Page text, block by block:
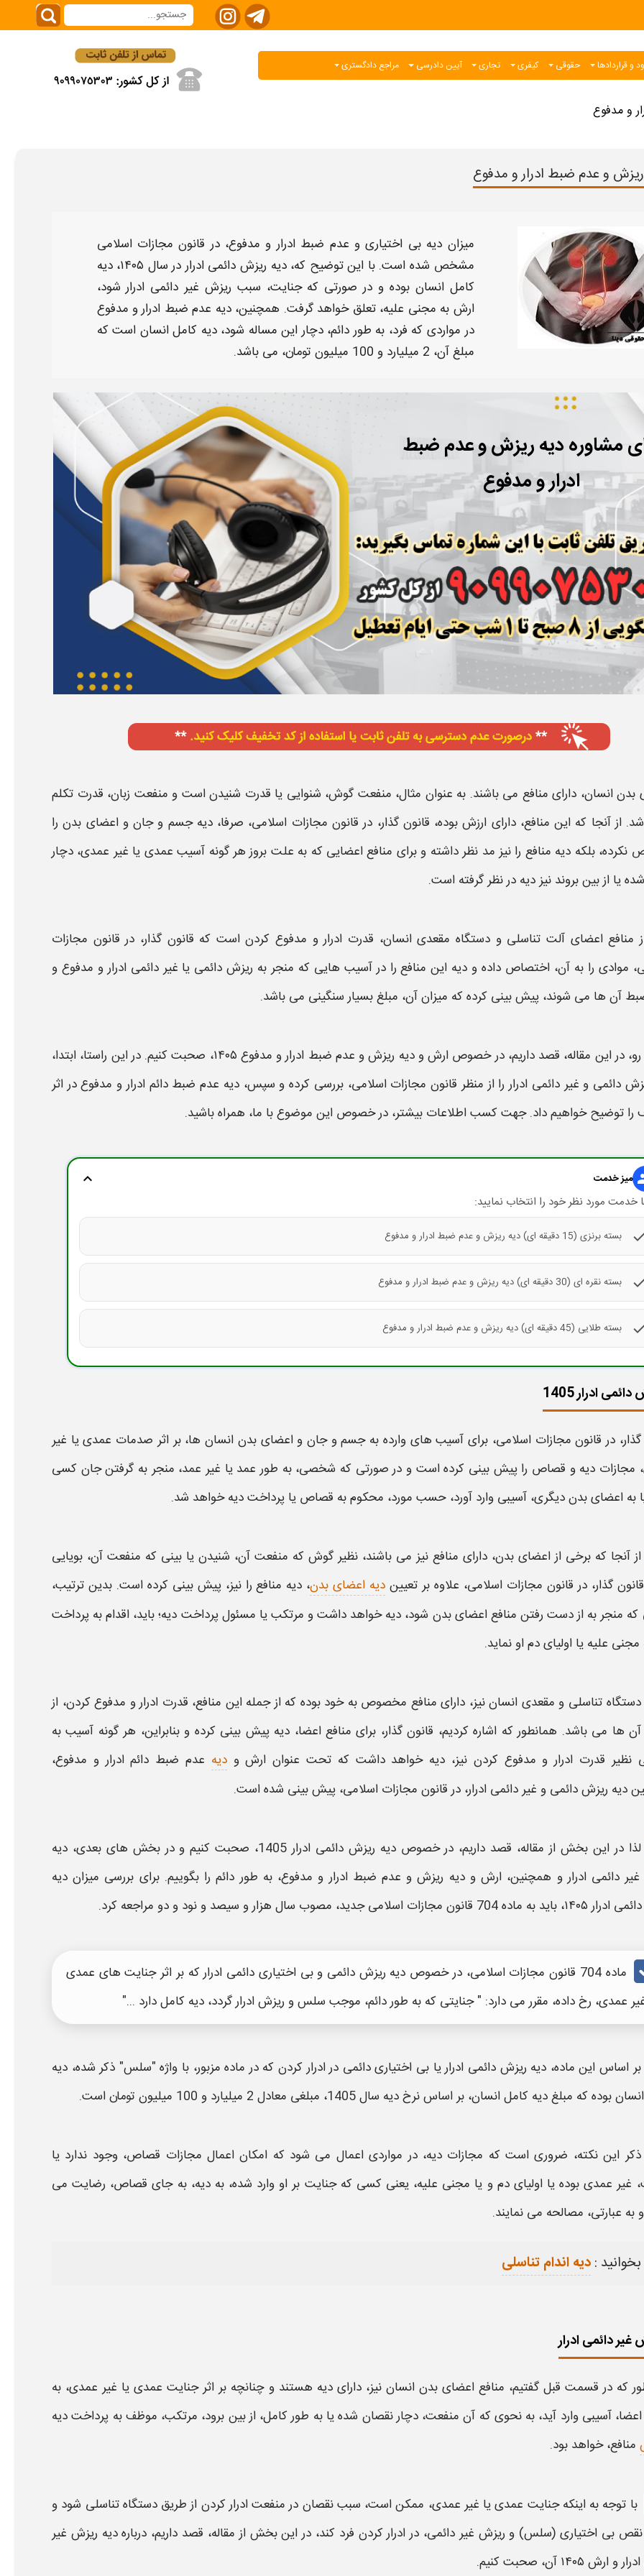
و قراردادها حقوقی کیفری تجاری آیین دادرسی مراجع دادگستری
و مدفوع
و عدم ضبط ادرار و مدفوع
میزان دیه بی اختیاری و عدم ضبط ادرار و مدفوع،در قانون مجازات اسلامی
مشخص شده است. با این توضیح که،دیه ریزش دائمی ادرار در سال ۱۴۰۵​،
دیه
کامل انسان بوده و در صورتی که جنایت، سبب ریزش غیر دائمی ادرار شود،
ارش به مجنی علیه، تعلق خواهد گرفت. همچنین، دیه عدم ضبط ادرار و مدفوع
در مواردی که فرد، به طور دائم، دچار این مساله شود،دیه کامل انسان است که
مبلغ آن، 2 میلیارد و 100 میلیون تومان، می باشد.
مشاوره دیه ریزش و عدم ضبط
ادرار و مدفوع
بدن انسان، دارای منافع می باشند. به عنوان مثال، منفعت گوش، شنوایی یا قدرت شنیدن است و منفعت زبان، قدرت تکلم
از آنجا که این منافع، دارای ارزش بوده، قانون گذار، در قانون مجازات اسلامی، صرفا،دیهجسم و جان و اعضای بدن را
بلکه دیه منافع را نیز مد نظر داشته و برای منافع اعضایی که به علت بروز هر گونه آسیب عمدی یا غیر عمدی، دچار
یا از بین بروند نیزدیه در نظر گرفته است.
منافع اعضای آلت تناسلی و دستگاه مقعدی انسان، قدرت ادرارو مدفوع کردن است که قانون گذار، در قانون مجازات
موادی را به آن، اختصاص داده ودیه این منافع را در آسیب هایی که منجر به ریزش دائمی یا غیر دائمی ادرار و مدفوع و
آن ها می شوند، پیش بینی کرده که میزان آن، مبلغ بسیار سنگینی می باشد.
رو، در این مقاله، قصد داریم، در خصوص ارش ودیه ریزش و عدم ضبط ادرار و مدفوع ۱۴۰۵ ، صحبت کنیم. در این راستا، ابتدا،
دائمی و غیر دائمی ادرار را از منظر قانون مجازات اسلامی، بررسی کرده و سپس،دیه عدم ضبط دائم ادرار و مدفوع در اثر
را توضیح خواهیم داد. جهت کسب اطلاعات بیشتر، در خصوص این موضوع با ما، همراه باشید.
میز خدمت expand_more
خدمت مورد نظر خود را انتخاب نمایید:
بسته برنزی (15 دقیقه ای) دیه ریزش و عدم ضبط ادرار و مدفوع
بسته نقره ای (30 دقیقه ای) دیه ریزش و عدم ضبط ادرار و مدفوع
بسته طلایی (45 دقیقه ای) دیه ریزش و عدم ضبط ادرار و مدفوع
ادرار 1405
گذار، در قانون مجازات اسلامی، برای آسیب های وارده به جسم و جان و اعضای بدن انسان ها، براثر صدمات عمدی یا غیر
مجازات دیه و قصاص را پیش بینی کرده است و در صورتی که شخصی، به طور عمد یا غیر عمد، منجر به گرفتن جان کسی
به اعضای بدن دیگری، آسیبی وارد آورد، حسب مورد، محکوم به قصاص یا پرداختدیهخواهد شد.
از آنجا که برخی از اعضای بدن، دارای منافع نیز می باشند، نظیر گوش که منفعت آن، شنیدن یا بینی که منفعت آن، بویایی
گذار، در قانون مجازات اسلامی، علاوه بر تعیین دیه اعضای بدن، دیه منافع را نیز، پیش بینی کرده است. بدین ترتیب،
که منجر به از دست رفتن منافع اعضای بدن شود، دیهخواهد داشت و مرتکب یا مسئول پرداخت دیه؛ باید، اقدام به پرداخت
مجنی علیه یا اولیای دم او نماید.
دستگاه تناسلی و مقعدی انسان نیز، دارای منافع مخصوص به خود بوده که از جمله این منافع، قدرت ادرار و مدفوع کردن، از
ها می باشد. همانطور که اشاره کردیم، قانون گذار، برای منافع اعضا، دیه پیش بینی کرده و بنابراین، هر گونه آسیب به
نظیر قدرت ادرار و مدفوع کردن نیز، دیهخواهد داشت که تحت عنوانارشودیه عدم ضبط دائم ادرار و مدفوع،
دیه ریزش دائمی و غیر دائمی ادرار، در قانون مجازات اسلامی، پیش بینی شده است.
لذا در این بخش از مقاله، قصد داریم، در خصوصدیه ریزش دائمی ادرار 1405، صحبت کنیم و در بخش های بعدی، دیه
دائمی ادرارو همچنین، ارش و دیه ریزش و عدم ضبط ادرار و مدفوع،به طور دائم را بگوییم. برای بررسی میزان دیه
دائمیادرار ۱۴۰۵ ، باید به ماده 704 قانون مجازات اسلامی جدید، مصوب سال هزار و سیصد و نود و دو مراجعه کرد.
ماده 704 قانون مجازات اسلامی، در خصوص دیه ریزش دائمی و بی اختیاری دائمی ادرارکه بر اثرجنایت های عمدی
عمدی، رخ داده، مقرر می دارد: " جنایتی که به طور دائم، موجب سلس و ریزش ادرارگردد،دیه کامل دارد ..."
بر اساس این ماده، دیه ریزش دائمی ادراریا بی اختیاریدائمی درادرار کردن که در ماده مزبور، با واژه "سلس" ذکر شده، دیه
بوده که مبلغدیه کامل انسان، بر اساس نرخدیه سال1405 ، مبلغی معادل 2 میلیارد و 100 میلیون تومان است.
ذکر این نکته، ضروری است که مجازات دیه، در مواردی اعمال می شود که امکان اعمال مجازات قصاص، وجود ندارد یا
غیر عمدی بوده یا اولیای دم و یا مجنی علیه، یعنی کسی که جنایت بر او وارد شده، بهدیه، به جای قصاص، رضایت می
به عبارتی، مصالحه می نمایند.
: دیه اندام تناسلی
دائمی ادرار
که در قسمت قبل گفتیم، منافع اعضای بدن انسان نیز، دارای دیه هستند و چنانچه بر اثرجنایت عمدی یا غیر عمدی، به
اعضا، آسیبی وارد آید، به نحوی که آن منفعت، دچار نقصان شده یا به طور کامل، از بین برود، مرتکب، موظف به پرداختدیه
منافع، خواهد بود.
با توجه به اینکه جنایت عمدی یا غیر عمدی، ممکن است، سبب نقصان در منفعتادرارکردن از طریق دستگاه تناسلی شود و
نقصبی اختیاری(سلس) و ریزش غیر دائمی، درادرار کردن فرد کند، در این بخش از مقاله، قصد داریم، دربارهدیه ریزش غیر
و ارش ۱۴۰۵
آن، صحبت کنیم.